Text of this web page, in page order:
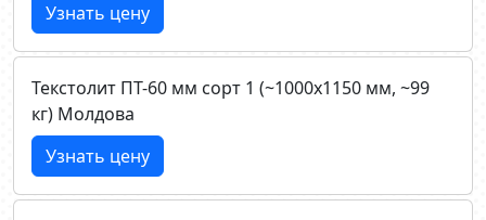
Узнать цену
Текстолит ПТ-60 мм сорт 1 (~1000х1150 мм, ~99
кг) Молдова
Узнать цену